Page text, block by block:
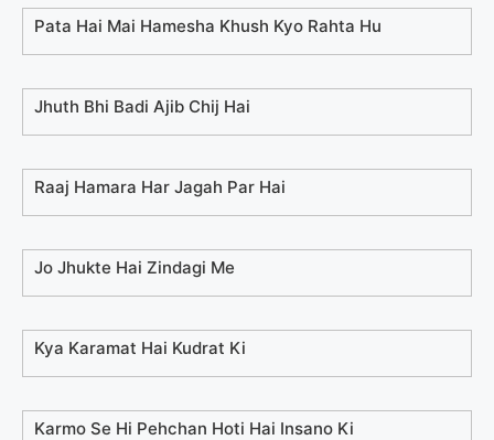
Pata Hai Mai Hamesha Khush Kyo Rahta Hu
Jhuth Bhi Badi Ajib Chij Hai
Raaj Hamara Har Jagah Par Hai
Jo Jhukte Hai Zindagi Me
Kya Karamat Hai Kudrat Ki
Karmo Se Hi Pehchan Hoti Hai Insano Ki